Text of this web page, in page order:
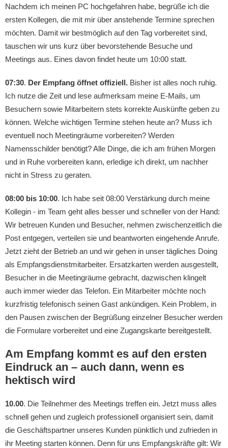
Nachdem ich meinen PC hochgefahren habe, begrüße ich die
ersten Kollegen, die mit mir über anstehende Termine sprechen
möchten. Damit wir bestmöglich auf den Tag vorbereitet sind,
tauschen wir uns kurz über bevorstehende Besuche und
Meetings aus. Eines davon findet heute um 10:00 statt.
07:30. Der Empfang öffnet offiziell. Bisher ist alles noch ruhig.
Ich nutze die Zeit und lese aufmerksam meine E-Mails, um
Besuchern sowie Mitarbeitern stets korrekte Auskünfte geben zu
können. Welche wichtigen Termine stehen heute an? Muss ich
eventuell noch Meetingräume vorbereiten? Werden
Namensschilder benötigt? Alle Dinge, die ich am frühen Morgen
und in Ruhe vorbereiten kann, erledige ich direkt, um nachher
nicht in Stress zu geraten.
08:00 bis 10:00. Ich habe seit 08:00 Verstärkung durch meine
Kollegin - im Team geht alles besser und schneller von der Hand:
Wir betreuen Kunden und Besucher, nehmen zwischenzeitlich die
Post entgegen, verteilen sie und beantworten eingehende Anrufe.
Jetzt zieht der Betrieb an und wir gehen in unser tägliches Doing
als Empfangsdienstmitarbeiter. Ersatzkarten werden ausgestellt,
Besucher in die Meetingräume gebracht, dazwischen klingelt
auch immer wieder das Telefon. Ein Mitarbeiter möchte noch
kurzfristig telefonisch seinen Gast ankündigen. Kein Problem, in
den Pausen zwischen der Begrüßung einzelner Besucher werden
die Formulare vorbereitet und eine Zugangskarte bereitgestellt.
Am Empfang kommt es auf den ersten
Eindruck an – auch dann, wenn es
hektisch wird
10.00. Die Teilnehmer des Meetings treffen ein. Jetzt muss alles
schnell gehen und zugleich professionell organisiert sein, damit
die Geschäftspartner unseres Kunden pünktlich und zufrieden in
ihr Meeting starten können. Denn für uns Empfangskräfte gilt: Wir